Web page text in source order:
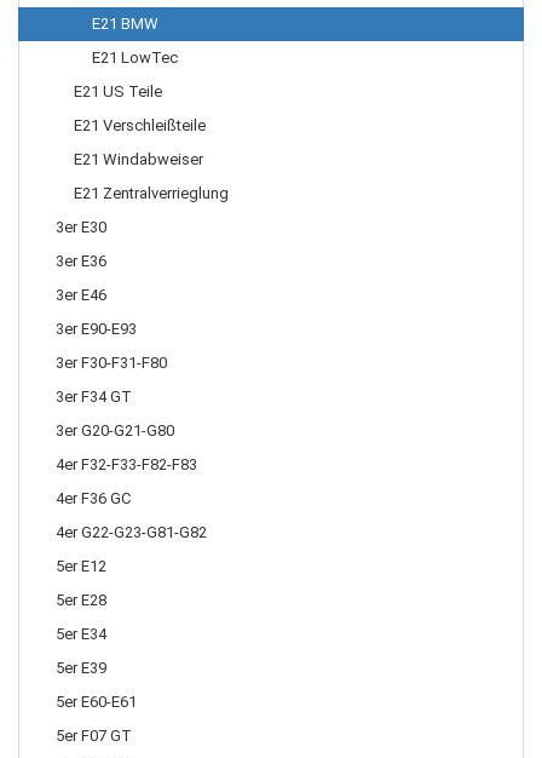
E21 BMW
E21 LowTec
E21 US Teile
E21 Verschleißteile
E21 Windabweiser
E21 Zentralverrieglung
3er E30
3er E36
3er E46
3er E90-E93
3er F30-F31-F80
3er F34 GT
3er G20-G21-G80
4er F32-F33-F82-F83
4er F36 GC
4er G22-G23-G81-G82
5er E12
5er E28
5er E34
5er E39
5er E60-E61
5er F07 GT